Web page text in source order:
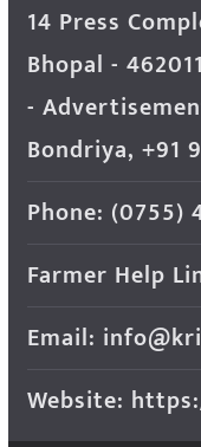
14 Press
Bhopal -
-
Bondriya, +91
Phone: (0755)
Farmer Help
Email:
Website: